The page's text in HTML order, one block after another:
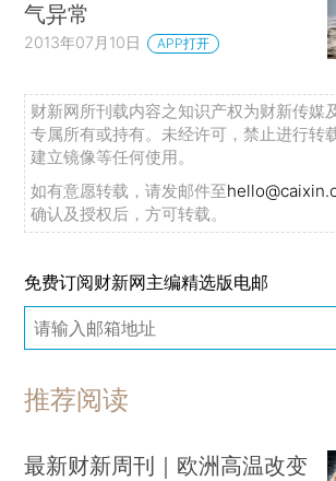
气异常
2013年07月10日 APP打开
财新网所刊载内容之知识产权为财新传媒
专属所有或持有。未经许可，禁止进行转
建立镜像等任何使用。
如有意愿转载，请发邮件至
确认及授权后，方可转载。
免费订阅财新网主编精选版电邮
推荐阅读
最新财新周刊｜欧洲高温改变